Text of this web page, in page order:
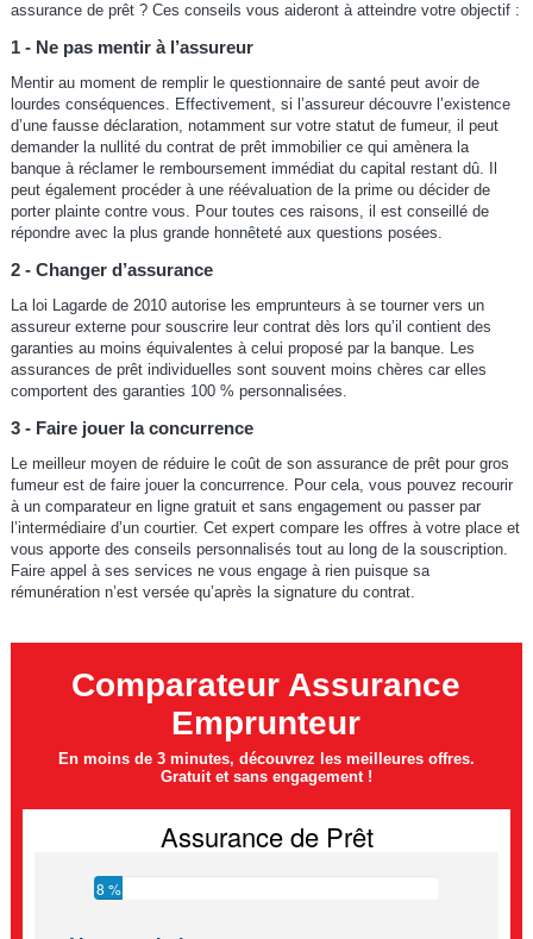
assurance de prêt ? Ces conseils vous aideront à atteindre votre objectif :
1 - Ne pas mentir à l’assureur
Mentir au moment de remplir le questionnaire de santé peut avoir de
lourdes conséquences. Effectivement, si l’assureur découvre l’existence
d’une fausse déclaration, notamment sur votre statut de fumeur, il peut
demander la nullité du contrat de prêt immobilier ce qui amènera la
banque à réclamer le remboursement immédiat du capital restant dû. Il
peut également procéder à une réévaluation de la prime ou décider de
porter plainte contre vous. Pour toutes ces raisons, il est conseillé de
répondre avec la plus grande honnêteté aux questions posées.
2 - Changer d’assurance
La loi Lagarde de 2010 autorise les emprunteurs à se tourner vers un
assureur externe pour souscrire leur contrat dès lors qu’il contient des
garanties au moins équivalentes à celui proposé par la banque. Les
assurances de prêt individuelles sont souvent moins chères car elles
comportent des garanties 100 % personnalisées.
3 - Faire jouer la concurrence
Le meilleur moyen de réduire le coût de son assurance de prêt pour gros
fumeur est de faire jouer la concurrence. Pour cela, vous pouvez recourir
à un comparateur en ligne gratuit et sans engagement ou passer par
l’intermédiaire d’un courtier. Cet expert compare les offres à votre place et
vous apporte des conseils personnalisés tout au long de la souscription.
Faire appel à ses services ne vous engage à rien puisque sa
rémunération n’est versée qu’après la signature du contrat.
Comparateur Assurance
Emprunteur
En moins de 3 minutes, découvrez les meilleures offres.
Gratuit et sans engagement !